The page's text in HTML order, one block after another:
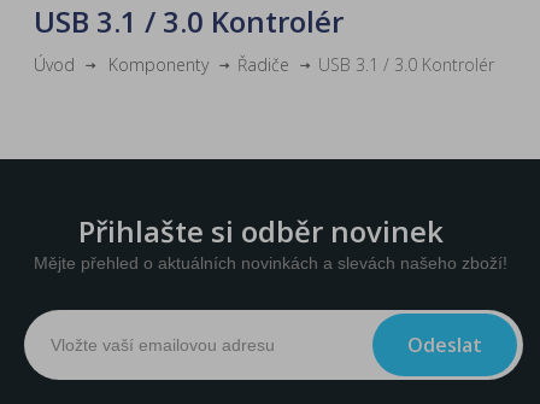
USB 3.1 / 3.0 Kontrolér
Úvod Komponenty Řadiče USB 3.1 / 3.0 Kontrolér
Přihlašte si odběr novinek
Mějte přehled o aktuálních novinkách a slevách našeho zboží!
Odeslat